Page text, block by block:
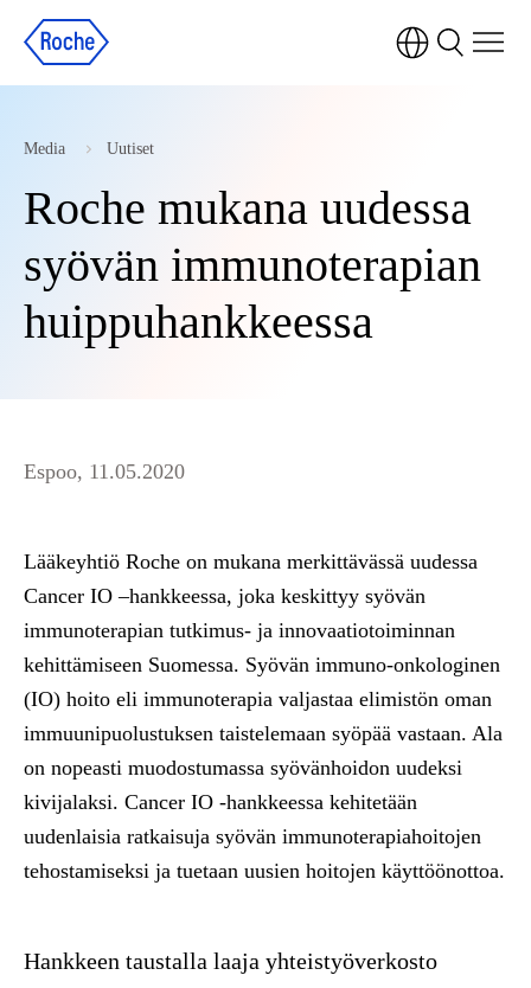
Media Uutiset
Roche mukana uudessa
syövän immunoterapian
huippuhankkeessa
Espoo, 11.05.2020
Lääkeyhtiö Roche on mukana merkittävässä uudessa
Cancer IO –hankkeessa, joka keskittyy syövän
immunoterapian tutkimus- ja innovaatiotoiminnan
kehittämiseen Suomessa. Syövän immuno-onkologinen
(IO) hoito eli immunoterapia valjastaa elimistön oman
immuunipuolustuksen taistelemaan syöpää vastaan. Ala
on nopeasti muodostumassa syövänhoidon uudeksi
kivijalaksi. Cancer IO -hankkeessa kehitetään
uudenlaisia ratkaisuja syövän immunoterapiahoitojen
tehostamiseksi ja tuetaan uusien hoitojen käyttöönottoa.
Hankkeen taustalla laaja yhteistyöverkosto